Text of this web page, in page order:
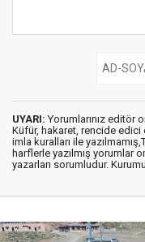
UYARI: Yorumlarınız editör
Küfür, hakaret, rencide edici
imla kuralları ile
harflerle yazılmış yorumlar
yazarları sorumludur.